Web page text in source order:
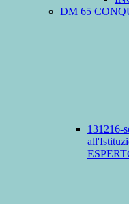
DM 65
131216-